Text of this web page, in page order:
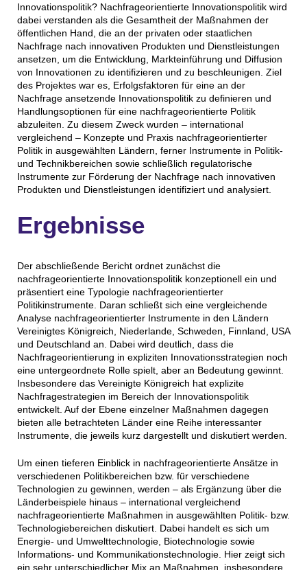
Innovationspolitik? Nachfrageorientierte Innovationspolitik wird
dabei verstanden als die Gesamtheit der Maßnahmen der
öffentlichen Hand, die an der privaten oder staatlichen
Nachfrage nach innovativen Produkten und Dienstleistungen
ansetzen, um die Entwicklung, Markteinführung und Diffusion
von Innovationen zu identifizieren und zu beschleunigen. Ziel
des Projektes war es, Erfolgsfaktoren für eine an der
Nachfrage ansetzende Innovationspolitik zu definieren und
Handlungsoptionen für eine nachfrageorientierte Politik
abzuleiten. Zu diesem Zweck wurden – international
vergleichend – Konzepte und Praxis nachfrageorientierter
Politik in ausgewählten Ländern, ferner Instrumente in Politik-
und Technikbereichen sowie schließlich regulatorische
Instrumente zur Förderung der Nachfrage nach innovativen
Produkten und Dienstleistungen identifiziert und analysiert.
Ergebnisse
Der abschließende Bericht ordnet zunächst die
nachfrageorientierte Innovationspolitik konzeptionell ein und
präsentiert eine Typologie nachfrageorientierter
Politikinstrumente. Daran schließt sich eine vergleichende
Analyse nachfrageorientierter Instrumente in den Ländern
Vereinigtes Königreich, Niederlande, Schweden, Finnland, USA
und Deutschland an. Dabei wird deutlich, dass die
Nachfrageorientierung in expliziten Innovationsstrategien noch
eine untergeordnete Rolle spielt, aber an Bedeutung gewinnt.
Insbesondere das Vereinigte Königreich hat explizite
Nachfragestrategien im Bereich der Innovationspolitik
entwickelt. Auf der Ebene einzelner Maßnahmen dagegen
bieten alle betrachteten Länder eine Reihe interessanter
Instrumente, die jeweils kurz dargestellt und diskutiert werden.
Um einen tieferen Einblick in nachfrageorientierte Ansätze in
verschiedenen Politikbereichen bzw. für verschiedene
Technologien zu gewinnen, werden – als Ergänzung über die
Länderbeispiele hinaus – international vergleichend
nachfrageorientierte Maßnahmen in ausgewählten Politik- bzw.
Technologiebereichen diskutiert. Dabei handelt es sich um
Energie- und Umwelttechnologie, Biotechnologie sowie
Informations- und Kommunikationstechnologie. Hier zeigt sich
ein sehr unterschiedlicher Mix an Maßnahmen, insbesondere